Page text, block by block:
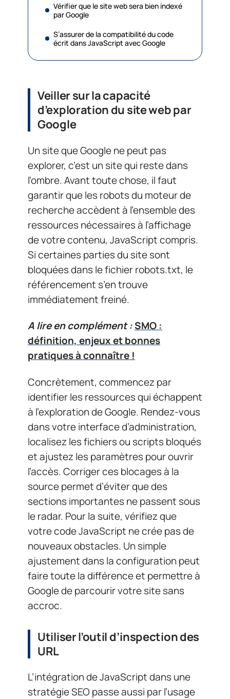
Vérifier que le site web sera bien indexé
par Google
S’assurer de la compatibilité du code
écrit dans JavaScript avec Google
Veiller sur la capacité
d’exploration du site web par
Google
Un site que Google ne peut pas
explorer, c’est un site qui reste dans
l’ombre. Avant toute chose, il faut
garantir que les robots du moteur de
recherche accèdent à l’ensemble des
ressources nécessaires à l’affichage
de votre contenu, JavaScript compris.
Si certaines parties du site sont
bloquées dans le fichier robots.txt, le
référencement s’en trouve
immédiatement freiné.
A lire en complément :SMO :
définition, enjeux et bonnes
pratiques à connaître !
Concrètement, commencez par
identifier les ressources qui échappent
à l’exploration de Google. Rendez-vous
dans votre interface d’administration,
localisez les fichiers ou scripts bloqués
et ajustez les paramètres pour ouvrir
l’accès. Corriger ces blocages à la
source permet d’éviter que des
sections importantes ne passent sous
le radar. Pour la suite, vérifiez que
votre code JavaScript ne crée pas de
nouveaux obstacles. Un simple
ajustement dans la configuration peut
faire toute la différence et permettre à
Google de parcourir votre site sans
accroc.
Utiliser l’outil d’inspection des
URL
L’intégration de JavaScript dans une
stratégie SEO passe aussi par l’usage